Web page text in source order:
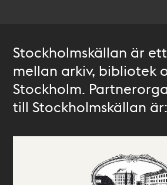
Stockholmskällan är
mellan arkiv, bibliotek
Stockholm.
till Stockholmskällan är: